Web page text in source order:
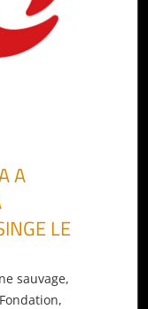
A
LE
sauvage,
,